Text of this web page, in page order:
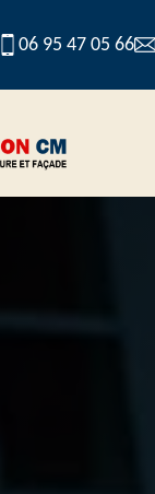
06 95 47 05 66